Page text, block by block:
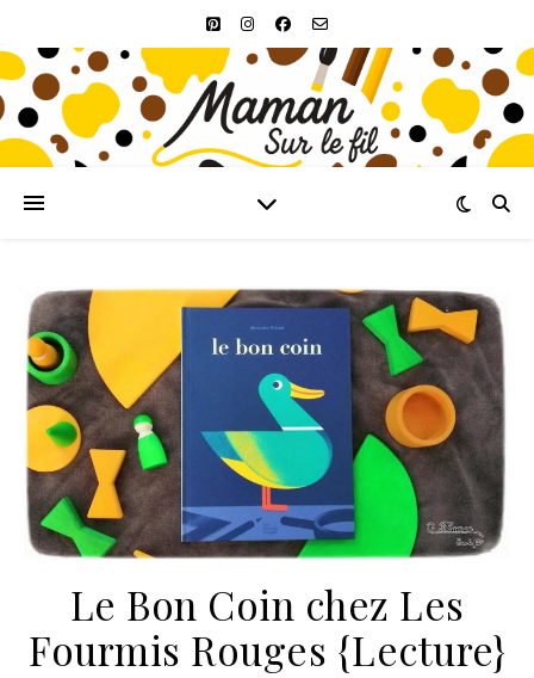
Le Bon Coin chez Les
Fourmis Rouges {Lecture}